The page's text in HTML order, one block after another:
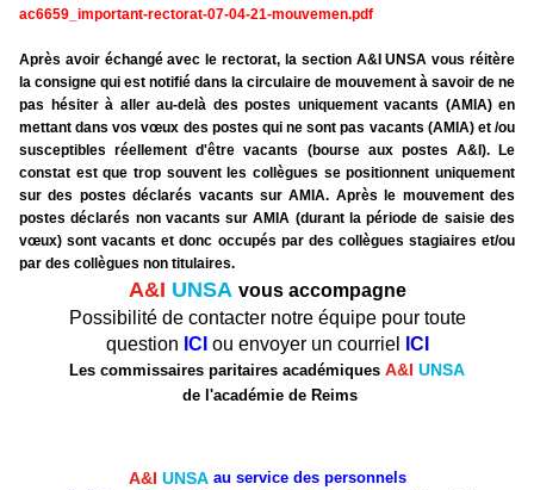
ac6659_important-rectorat-07-04-21-mouvemen.pdf
Après avoir échangé avec le rectorat, la section A&I UNSA vous réitère
la consigne qui est notifié dans la circulaire de mouvement à savoir de ne
pas hésiter à aller au-delà des postes uniquement vacants (AMIA) en
mettant dans vos vœux des postes qui ne sont pas vacants (AMIA) et /ou
susceptibles réellement d'être vacants (bourse aux postes A&I). Le
constat est que trop souvent les collègues se positionnent uniquement
sur des postes déclarés vacants sur AMIA. Après le mouvement des
postes déclarés non vacants sur AMIA (durant la période de saisie des
vœux) sont vacants et donc occupés par des collègues stagiaires et/ou
par des collègues non titulaires.
A&I UNSA vous accompagne
Possibilité de contacter notre équipe pour toute
question ICI ou envoyer un courriel ICI
Les commissaires paritaires académiques A&I UNSA
de l'académie de Reims
A&I UNSAau service des personnels